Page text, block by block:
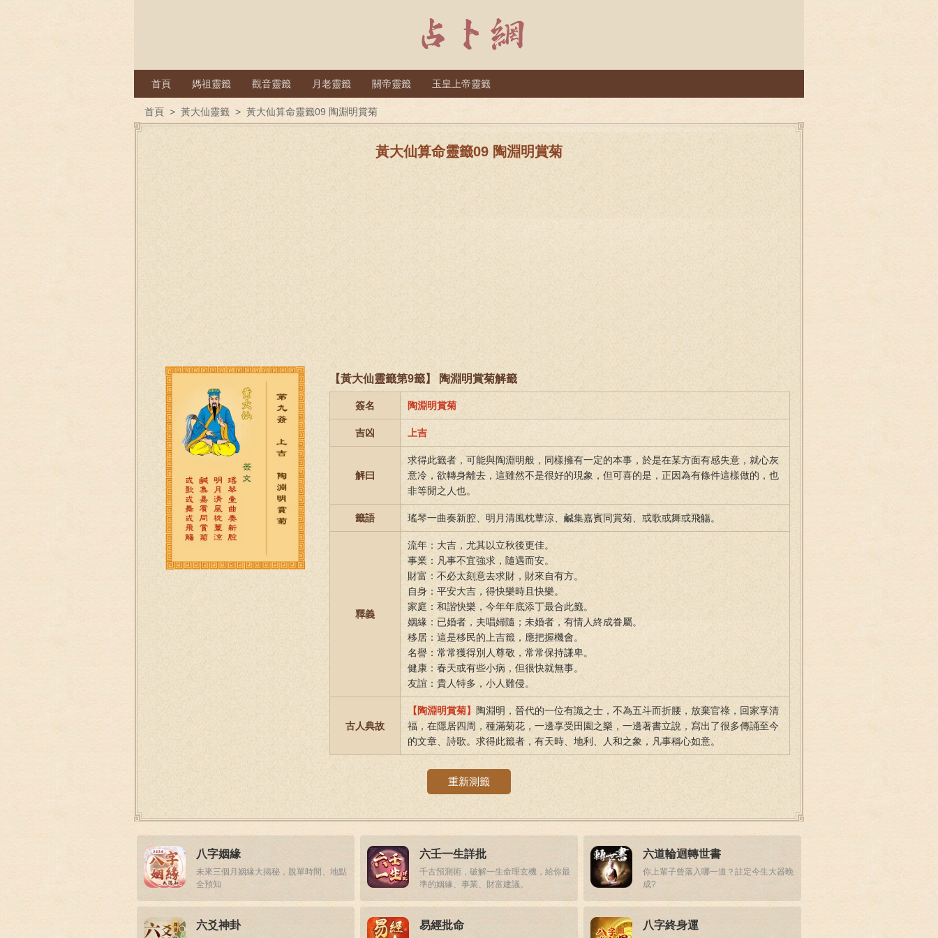
首頁 媽祖靈籤 觀音靈籤 月老靈籤 關帝靈籤 玉皇上帝靈籤
首頁 > 黃大仙靈籤 > 黃大仙算命靈籤09 陶淵明賞菊
黃大仙算命靈籤09 陶淵明賞菊
【黃大仙靈籤第9籤】 陶淵明賞菊解籤
簽名 陶淵明賞菊
吉凶 上吉
解曰
求得此籤者，可能與陶淵明般，同樣擁有一定的本事，於是在某方面有感失意，就心灰
意冷，欲轉身離去，這雖然不是很好的現象，但可喜的是，正因為有條件這樣做的，也
非等閒之人也。
籤語 瑤琴一曲奏新腔、明月清風枕蕈涼、鹹集嘉賓同賞菊、或歌或舞或飛觴。
釋義
流年：大吉，尤其以立秋後更佳。
事業：凡事不宜強求，隨遇而安。
財富：不必太刻意去求財，財來自有方。
自身：平安大吉，得快樂時且快樂。
家庭：和諧快樂，今年年底添丁最合此籤。
姻緣：已婚者，夫唱婦隨；未婚者，有情人終成眷屬。
移居：這是移民的上吉籤，應把握機會。
名譽：常常獲得別人尊敬，常常保持謙卑。
健康：春天或有些小病，但很快就無事。
友誼：貴人特多，小人難侵。
古人典故
【陶淵明賞菊】
陶淵明，晉代的一位有識之士，不為五斗而折腰，放棄官祿，回家享清
福，在隱居四周，種滿菊花，一邊享受田園之樂，一邊著書立說，寫出了很多傳誦至今
的文章、詩歌。求得此籤者，有天時、地利、人和之象，凡事稱心如意。
重新測籤
八字姻緣
未來三個月姻緣大揭秘，脫單時間、地點
全預知
六壬一生詳批
千古預測術，破解一生命理玄機，給你最
準的姻緣、事業、財富建議。
六道輪迴轉世書
你上輩子曾落入哪一道？註定今生大器晚
成?
六爻神卦 易經批命 八字終身運